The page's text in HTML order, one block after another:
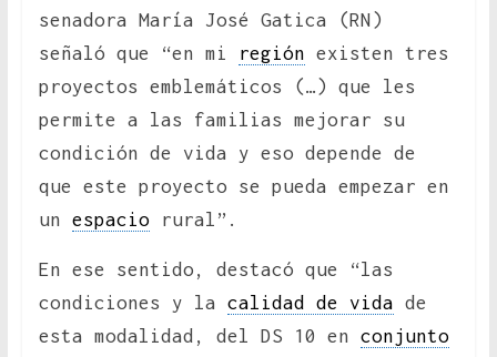
senadora María José Gatica (RN)
señaló que “en mi
región existen tres
proyectos emblemáticos (…) que les
permite a las familias mejorar su
condición de vida y eso depende de
que este proyecto se pueda empezar en
un espaciorural”.
En ese sentido, destacó que “las
condiciones y la calidad de vida de
esta modalidad, del DS 10 en conjunto